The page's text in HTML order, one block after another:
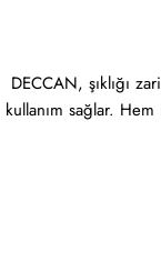
DECCAN, şıklığı
kullanım sağlar.